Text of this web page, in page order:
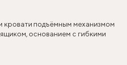
кровати подъёмным механизмом
основанием с гибкими